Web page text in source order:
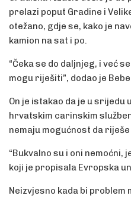
prelazi poput Gradine i
otežano, gdje se, kako je
kamion na sat i po.
“Čeka se do daljnjeg, i već
mogu riješiti”, dodao je
On je istakao da je u
hrvatskim carinskim
nemaju mogućnost da
“Bukvalno su i oni
koji je propisala Evropska
Neizvjesno kada bi problem